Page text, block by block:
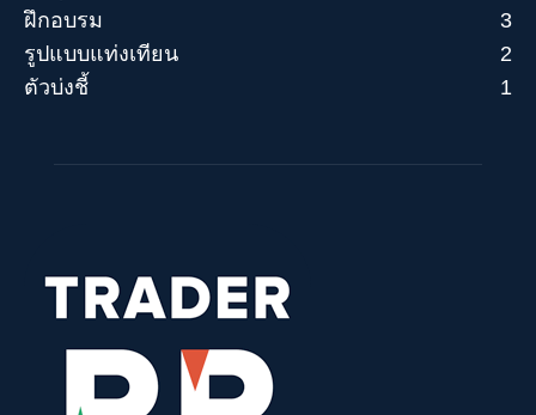
ฝึกอบรม
3
รูปแบบแท่งเทียน
2
ตัวบ่งชี้
1